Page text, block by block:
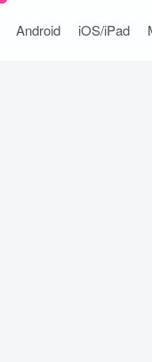
Android iOS/iPad